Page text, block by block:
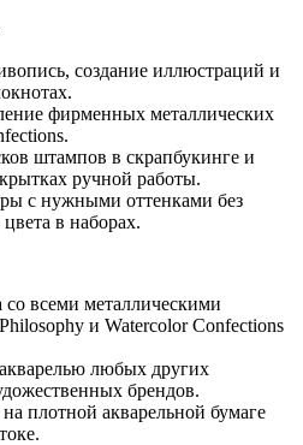
создание иллюстраций и
фирменных металлических
штампов в скрапбукинге и
ручной работы.
с нужными оттенками без
в наборах.
всеми металлическими
и Watercolor Confections
любых других
брендов.
плотной акварельной бумаге